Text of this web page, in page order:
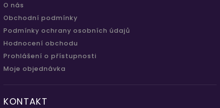
O nás
Obchodní podmínky
Podmínky ochrany osobních údajů
Hodnocení obchodu
Prohlášení o přístupnosti
Moje objednávka
KONTAKT